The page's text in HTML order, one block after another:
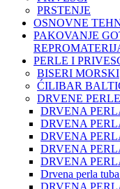
PRSTENJE
OSNOVNE
PAKOVANJE
PERLE I
BISERI MORSKI
ĆILIBAR
DRVENE PERLE
DRVENA
DRVENA
DRVENA
DRVENA
DRVENA
Drvena perla
DRVENA